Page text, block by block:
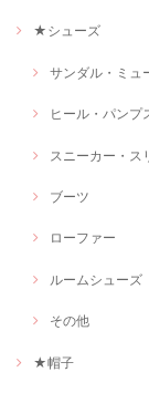
★シューズ
サンダル・ミュ
ヒール・パンプ
スニーカー・ス
ブーツ
ローファー
ルームシューズ
その他
★帽子